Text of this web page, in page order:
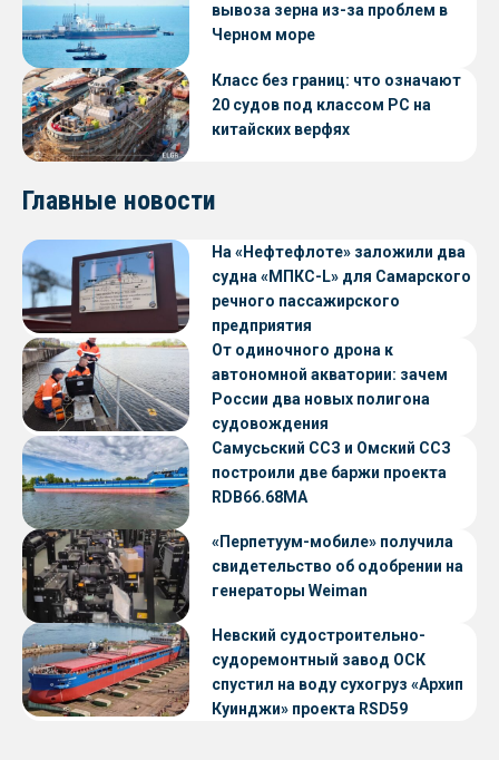
вывоза зерна из-за проблем в
Черном море
Класс без границ: что означают
20 судов под классом РС на
китайских верфях
Главные новости
На «Нефтефлоте» заложили два
судна «МПКС-L» для Самарского
речного пассажирского
предприятия
От одиночного дрона к
автономной акватории: зачем
России два новых полигона
судовождения
Самусьский ССЗ и Омский ССЗ
построили две баржи проекта
RDB66.68МА
«Перпетуум-мобиле» получила
свидетельство об одобрении на
генераторы Weiman
Невский судостроительно-
судоремонтный завод ОСК
спустил на воду сухогруз «Архип
Куинджи» проекта RSD59